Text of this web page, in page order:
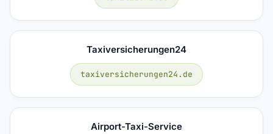
Taxiversicherungen24
taxiversicherungen24.de
Airport-Taxi-Service